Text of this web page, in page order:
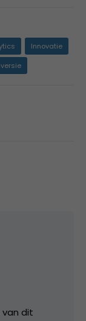
Innovatie
van dit